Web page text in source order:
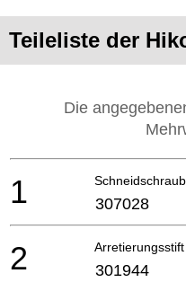
Teileliste der
Die
1 307028
2 301944